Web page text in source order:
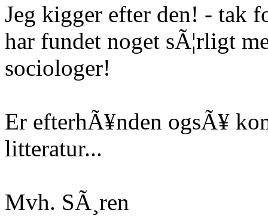
Jeg kigger efter den! - tak
har fundet noget sÃ¦rligt
sociologer!
Er efterhÃ¥nden ogsÃ¥
litteratur...
Mvh. SÃ¸ren